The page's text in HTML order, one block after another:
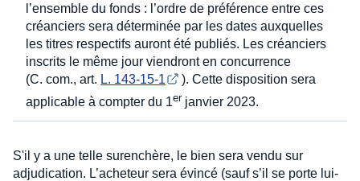
l’ensemble du fonds : l’ordre de préférence entre ces
créanciers sera déterminée par les dates auxquelles
les titres respectifs auront été publiés. Les créanciers
inscrits le même jour viendront en concurrence
(C. com., art. L. 143-15-1
). Cette disposition sera
applicable à compter du 1er janvier 2023.
S'il y a une telle surenchère, le bien sera vendu sur
adjudication. L’acheteur sera évincé (sauf s’il se porte lui-